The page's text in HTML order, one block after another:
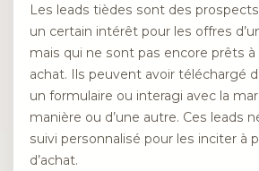
Les leads tièdes sont des
un certain intérêt pour les offres
mais qui ne sont pas encore prêts
achat. Ils peuvent avoir téléchargé
un formulaire ou interagi avec la
manière ou d’une autre. Ces leads
suivi personnalisé pour les inciter à
d’achat.